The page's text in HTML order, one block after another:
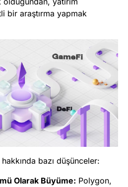
bir araştırma yapmak
bazı düşünceler:
Olarak Büyüme: Polygon,